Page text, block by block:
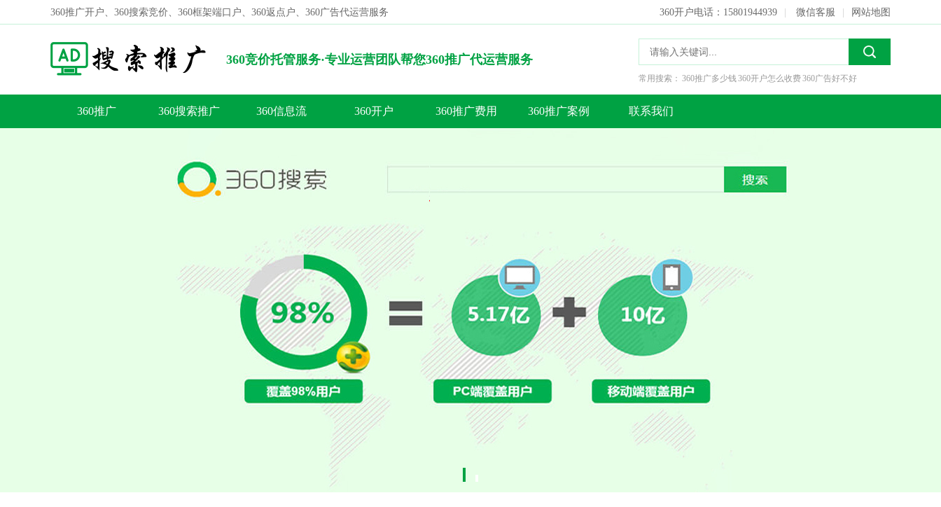
360推广开户、360搜索竞价、360框架端口户、360返点户、360广告代运营服务 360开户电话：15801944939 微信客服 网站地图
360竞价托管服务·专业运营团队帮您360推广代运营服务
搜索
常用搜索： 360推广多少钱360开户怎么收费360广告好不好
360推广 360搜索推广 360信息流 360开户 360推广费用 360推广案例 联系我们
子商务网站！